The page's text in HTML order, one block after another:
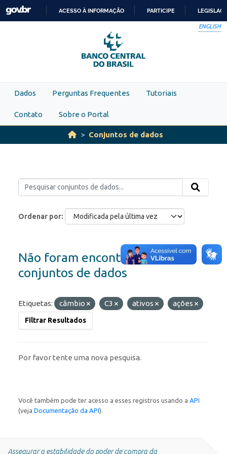
Skip to main content
PARA
O
CONTEÚDO
ACESSO À INFORMAÇÃO PARTICIPE
ENGLISH
Dados Perguntas Frequentes Tutoriais
Contato Sobre o Portal
Conjuntos de dados
Ordenar por
Não foram encontrados
conjuntos de dados
Etiquetas: câmbio C3 ativos ações
Filtrar Resultados
Por favor tente uma nova pesquisa.
Você também pode ter acesso a esses registros usando a API
(veja Documentação da API).
Assegurar a estabilidade do poder de compra da